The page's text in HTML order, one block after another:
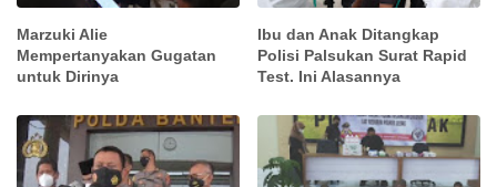
Marzuki Alie
Mempertanyakan Gugatan
untuk Dirinya
Ibu dan Anak Ditangkap
Polisi Palsukan Surat Rapid
Test. Ini Alasannya